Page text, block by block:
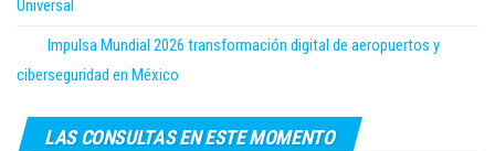
Universal
Impulsa Mundial 2026 transformación digital de aeropuertos y
ciberseguridad en México
LAS CONSULTAS EN ESTE MOMENTO